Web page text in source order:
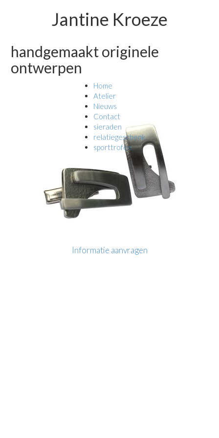
Jantine Kroeze
handgemaakt originele
ontwerpen
Home
Atelier
Nieuws
Contact
sieraden
relatiegeschenk
sporttrofee
Informatie aanvragen